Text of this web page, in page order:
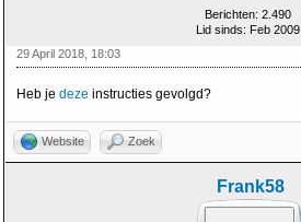
Berichten: 2.490
Lid sinds: Feb 2009
29 April 2018, 18:03
Heb je deze instructies gevolgd?
Website Zoek
Frank58